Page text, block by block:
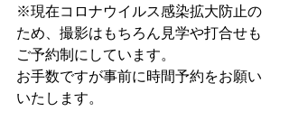
※現在コロナウイルス感染拡大防止の
ため、撮影はもちろん見学や打合せも
ご予約制にしています。
お手数ですが事前に時間予約をお願い
いたします。